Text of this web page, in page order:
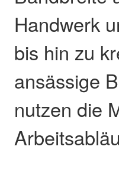
Handwerk
bis hin zu
ansässige
nutzen die